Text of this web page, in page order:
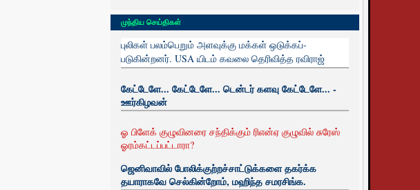
முந்திய செய்திகள்
புலிகள் பலம்பெறும் அளவுக்கு மக்கள் ஒடுக்கப்-
படுகின்றனர். USA யிடம் கவலை தெரிவித்த ரவிராஜ்
கேட்டேளே... கேட்டேளே... டென்டர் களவு கேட்டேளே... -
ஊர்கிழவன்
ஓ பிளேக் குழுவினரை சந்திக்கும் ரிஎன்ஏ குழுவில் சுரேஸ்
ஓரம்கட்டப்பட்டாரா?
ஜெனிவாவில் போலிக்குற்றச்சாட்டுக்களை தகர்க்க
தயாராகவே செல்கின்றோம், மஹிந்த சமரசிங்க.